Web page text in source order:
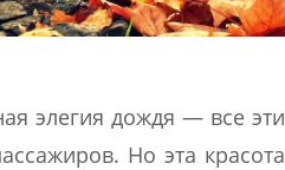
элегия дождя — все эти
Но эта красота